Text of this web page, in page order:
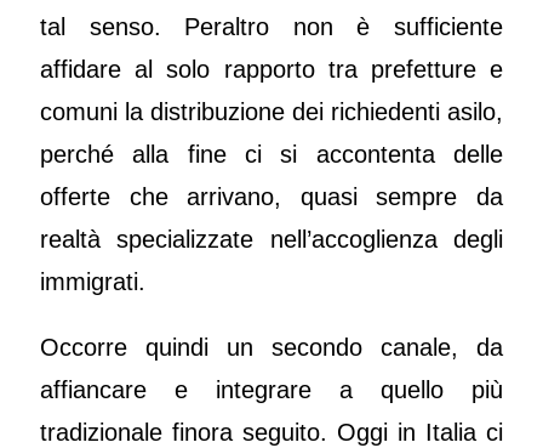
tal senso. Peraltro non è sufficiente
affidare al solo rapporto tra prefetture e
comuni la distribuzione dei richiedenti asilo,
perché alla fine ci si accontenta delle
offerte che arrivano, quasi sempre da
realtà specializzate nell’accoglienza degli
immigrati.
Occorre quindi un secondo canale, da
affiancare e integrare a quello più
tradizionale finora seguito. Oggi in Italia ci